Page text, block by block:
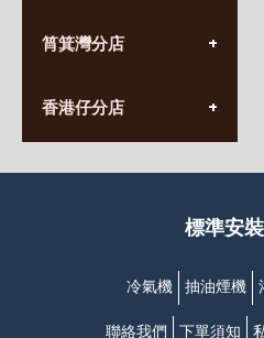
九龍太子太子道西141號
營業時間:
香港堅尼地城卑路乍街
(堅尼地城地鐵站B出口)
筲箕灣分店
營業時間:
(10:00am-20:30pm)
香港仔分店
營業時間:
香港香港仔成都道20-28號
(黃竹坑地鐵站轉4M專線小巴)
標準安
冷氣機 抽油煙機
聯絡我們 下單須知